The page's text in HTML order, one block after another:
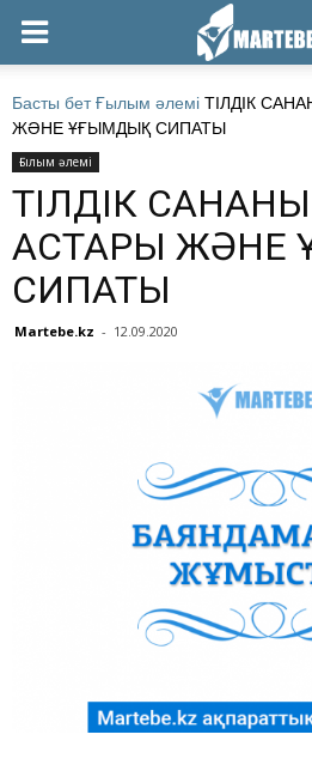
Басты бет Ғылым әлемі ТІЛДІК
ЖӘНЕ ҰҒЫМДЫҚ СИПАТЫ
Ғылым әлемі
ТІЛДІК
АСТАРЫ ЖӘНЕ
СИПАТЫ
Martebe.kz - 12.09.2020